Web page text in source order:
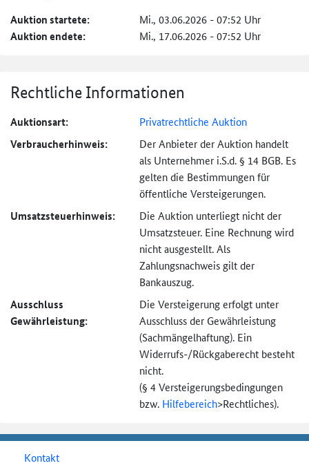
Auktion startete: Mi., 03.06.2026 - 07:52 Uhr
Auktion endete: Mi., 17.06.2026 - 07:52 Uhr
Rechtliche Informationen
Auktionsart: Privatrechtliche Auktion
Verbraucher­hinweis:
Der Anbieter der Auktion handelt
als Unternehmer i.S.d. § 14 BGB. Es
gelten die Bestimmungen für
öffentliche Versteigerungen.
Umsatzsteuer­hinweis:
Die Auktion unterliegt nicht der
Umsatzsteuer. Eine Rechnung wird
nicht ausgestellt. Als
Zahlungsnachweis gilt der
Bankauszug.
Ausschluss
Gewährleistung:
Die Versteigerung erfolgt unter
Ausschluss der Gewährleistung
(Sachmängel­haftung). Ein
Widerrufs-/Rückgaberecht besteht
nicht.
(§ 4 Versteigerungs­bedingungen
bzw. Hilfebereich>Rechtliches).
Kontakt